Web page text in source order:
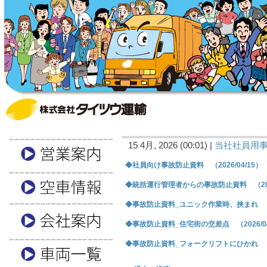
15 4月, 2026 (00:01) | 当社社員用
◆社員向け事故防止資料 （2026/04/15）
◆統括運行管理者からの事故防止資料 （
◆事故防止資料_ユニック作業時、挟まれ
◆事故防止資料_住宅街の交差点 （2026/
◆事故防止資料_フォークリフトにひかれ